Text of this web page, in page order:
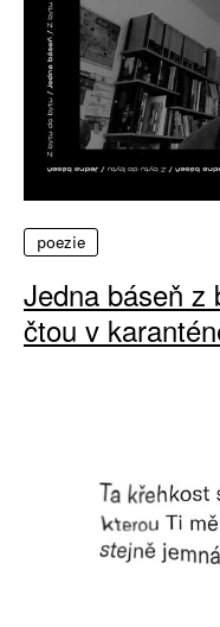
poezie
Jedna báseň z
čtou v